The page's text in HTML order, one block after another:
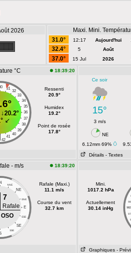
2026
Maxi. Mini.
31.0°
12:17 Aujourd'hui
32.4°
5 Août
37.0°
15 Jul 2026
°C 18:39:20
31
32
33
34
35
36
37
38
39
40
41
42
↓20.2°
↙
Ressenti
20.9°
Humidex
19.2°
Point de rosée
17.8°
Ce soir
15°
3 m/s
NE
6.12mm 69%
Détails - Textes
- m/s 18:39:20
N NNE
NE
ENE
E
ESE
SE
SSE
7
Rafale
OSO
Rafale (Maxi.)
11.1 m/s
Course du vent
32.7 km
Mini.
1017.2 hPa
Actuellement
30.14 inHg
982
Graphiques -